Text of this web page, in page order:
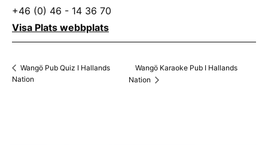
+46 (0) 46 - 14 36 70
Visa Plats webbplats
Wangö Pub Quiz I Hallands
Nation
Wangö Karaoke Pub I Hallands
Nation